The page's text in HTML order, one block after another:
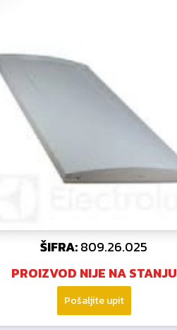
ŠIFRA:809.26.025
PROIZVOD NIJE NA STANJU
Pošaljite upit